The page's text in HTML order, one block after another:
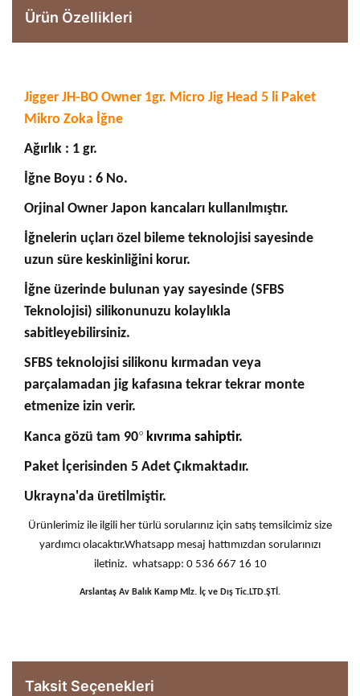
Ürün Özellikleri
Jigger JH-BO Owner 1gr. Micro Jig Head 5 li Paket
Mikro Zoka İğne
Ağırlık : 1 gr.
İğne Boyu : 6 No.
Orjinal Owner Japon kancaları kullanılmıştır.
İğnelerin uçları özel bileme teknolojisi sayesinde
uzun süre keskinliğini korur.
İğne üzerinde bulunan yay sayesinde (SFBS
Teknolojisi) silikonunuzu kolaylıkla
sabitleyebilirsiniz.
SFBS teknolojisi silikonu kırmadan veya
parçalamadan jig kafasına tekrar tekrar monte
etmenize izin verir.
Kanca gözü tam 90° kıvrıma sahiptir.
Paket İçerisinden 5 Adet Çıkmaktadır.
Ukrayna'da üretilmiştir.
Ürünlerimiz ile ilgili her türlü sorularınız için satış temsilcimiz size
yardımcı olacaktır.Whatsapp mesaj hattımızdan sorularınızı
iletiniz. whatsapp: 0 536 667 16 10
Arslantaş Av Balık Kamp Mlz. İç ve Dış Tic.LTD.ŞTİ.
Taksit Seçenekleri